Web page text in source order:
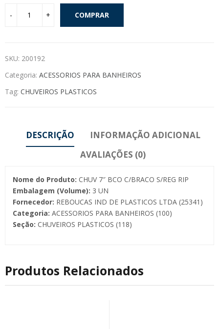
COMPRAR
SKU: 200192
Categoria: ACESSORIOS PARA BANHEIROS
Tag: CHUVEIROS PLASTICOS
DESCRIÇÃO
INFORMAÇÃO ADICIONAL
AVALIAÇÕES (0)
Nome do Produto: CHUV 7″ BCO C/BRACO S/REG RIP
Embalagem (Volume): 3 UN
Fornecedor: REBOUCAS IND DE PLASTICOS LTDA (25341)
Categoria: ACESSORIOS PARA BANHEIROS (100)
Seção: CHUVEIROS PLASTICOS (118)
Produtos Relacionados